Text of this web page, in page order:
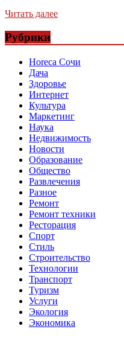
Читать далее
Рубрики
Horeca Сочи
Дача
Здоровье
Интернет
Культура
Маркетинг
Наука
Недвижимость
Новости
Образование
Общество
Развлечения
Разное
Ремонт
Ремонт техники
Ресторация
Спорт
Стиль
Строительство
Технологии
Транспорт
Туризм
Услуги
Экология
Экономика